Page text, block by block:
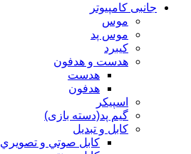
جانبی کامپیوتر
موس
موس پد
کیبرد
هدست و هدفون
هدست
هدفون
اسپیکر
گیم پد(دسته بازی)
کابل و تبدیل
كابل صوتي و تصويري